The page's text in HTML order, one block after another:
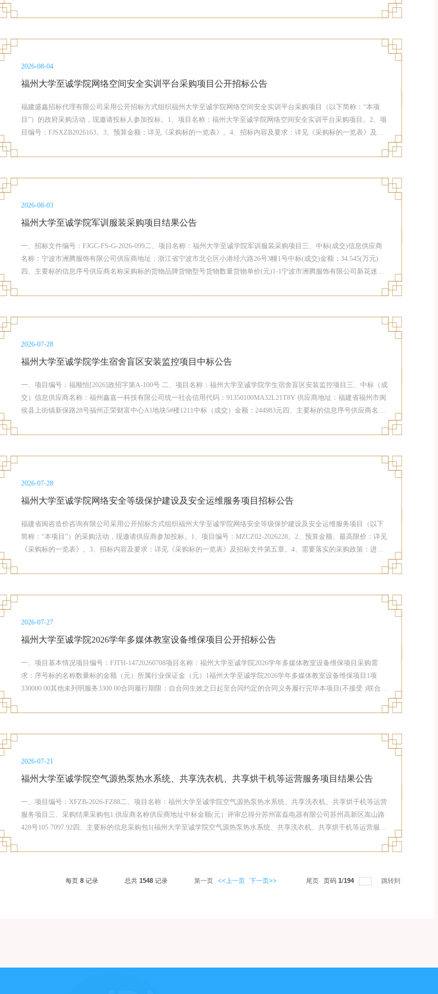
H3C/ S5024PV6-EI等满足招标文件要求具体详见投标文件1批841060841060中标人/地址：福州索而达信息系统有限公司/福
（包1)六、代理服务收费标准及金额：1、本项目代理费收费标准：以中标总额作为收费标准。招标代理服务费收费标准如
服务
2026-08-04
福州大学至诚学院网络空间安全实训平台采购项目公开招标公告
福建盛鑫招标代理有限公司采用公开招标方式组织福州大学至诚学院网络空间安全实训平台采购项目（以下简称：“本项
目”）的政府采购活动，现邀请投标人参加投标。1、项目名称：福州大学至诚学院网络空间安全实训平台采购项目。2、项
目编号：FJSXZB2026163。3、预算金额：详见《采购标的一览表》。4、招标内容及要求：详见《采购标的一览表》及招
于本项目促进中小企业发展的相关政策：采购包1：设置专门采购包面向的企业规模：中小企业预留形式：设置专门采购包
购政策需满足的资格要求：包：1资格审查要求概况评审点具体描述招标文件规定的其他资格证明文件①本次采购产品如有
号)附件中《节能产品政府采购品目清单》规定，供应商须提供国家确定的认证机构出具的、处于有效期之内的节能产品认
证
2026-08-03
福州大学至诚学院军训服装采购项目结果公告
一、招标文件编号：FJGC-FS-G-2026-099二、项目名称：福州大学至诚学院军训服装采购项目三、中标(成交)信息供应商
名称：宁波市洲腾服饰有限公司供应商地址：浙江省宁波市北仑区小港经六路26号3幢1号中标(成交)金额：34.545(万元)
四、主要标的信息序号供应商名称采购标的货物品牌货物型号货物数量货物单价(元)1-1宁波市洲腾服饰有限公司新花迷彩
5305 牌JF-2026-0413.001-5外腰带5305 牌JF-2026-054.001-6臂章、领花、胸牌5305 牌JF-2026-063.001-7袜子5305 牌JF-
目代理费收费标准：中标供应商须按照以下标准，按差额定率累进法计算，向采购代理机构交纳招标代理服务费：(1)以中
2026-07-28
福州大学至诚学院学生宿舍盲区安装监控项目中标公告
一、项目编号：福顺恒[2026]政招字第A-100号 二、项目名称：福州大学至诚学院学生宿舍盲区安装监控项目三、中标（成
交）信息供应商名称：福州鑫嘉一科技有限公司统一社会信用代码：91350100MA32L21T8Y 供应商地址：福建省福州市闽
侯县上街镇新保路28号福州正荣财富中心A1地块5#楼1211中标（成交）金额：244983元四、主要标的信息序号供应商名称
HFW3433M3-A-IL4等一批详见投标文件五、评审专家名单：林小玲（组长）、刘恩萍、张树升、张小玲、（采购人代表：
名：福建顺恒工程项目管理有限公司 开户行：兴业银行福州湖东支行 账号：118
2026-07-28
福州大学至诚学院网络安全等级保护建设及安全运维服务项目招标公告
福建省闽咨造价咨询有限公司采用公开招标方式组织福州大学至诚学院网络安全等级保护建设及安全运维服务项目（以下
简称：“本项目”）的采购活动，现邀请供应商参加投标。1、项目编号：MZCZ02-2026228。2、预算金额、最高限价：详见
《采购标的一览表》。3、招标内容及要求：详见《采购标的一览表》及招标文件第五章。4、需要落实的采购政策：进口
1：设置专门采购包面向的企业规模：中小企业预留形式：设置专门采购包预留比例：100%5、投标人的资格要求5.1法定
包属于专门面向中小企业采购本项目专门面向符合财政部、工业和信息化部《政府采购促进中小企业发展管理办法》（财
展和改革委员会、财政部关于印发中小企业划型标准规定的通知》（工信部联企业〔2011〕300号）规定的划型标准，并按
2026-07-27
福州大学至诚学院2026学年多媒体教室设备维保项目公开招标公告
一、项目基本情况项目编号：FJTH-14720260708项目名称：福州大学至诚学院2026学年多媒体教室设备维保项目采购需
求：序号标的名称数量标的金额（元）所属行业保证金（元）1福州大学至诚学院2026学年多媒体教室设备维保项目1项
330000.00其他未列明服务3300.00合同履行期限：自合同生效之日起至合同约定的合同义务履行完毕本项目(不接受 )联合体
受联合体投标：采购包1：不接受2.4、需要落实的采购政策进口产品：不适用本项目节能产品：不适用于本项目。环境标
东街道营迹路69号恒力创富中心西塔8层）获取或邮寄，材
2026-07-21
福州大学至诚学院空气源热泵热水系统、共享洗衣机、共享烘干机等运营服务项目结果公告
一、项目编号：XFZB-2026-FZ88二、项目名称：福州大学至诚学院空气源热泵热水系统、共享洗衣机、共享烘干机等运营
服务项目三、采购结果采购包1:供应商名称供应商地址中标金额(元）评审总得分苏州富磊电器有限公司苏州高新区嵩山路
428号105.7097.92四、主要标的信息采购包1(福州大学至诚学院空气源热泵热水系统、共享洗衣机、共享烘干机等运营服务
气源热泵热水系统、共享洗衣机、共享烘干机等运营服务项目福州大学至诚学院空气源热泵热水系统、共享洗衣机、共享
全、卫生等管理制度等，具体详见招标文件要求自合同签订之日至5年中标人提供的所有货物和服务，其质量、技术等必须
每页 8 记录 总共 1548 记录 第一页 <<上一页 下一页>> 尾页 页码 1/194 跳转到